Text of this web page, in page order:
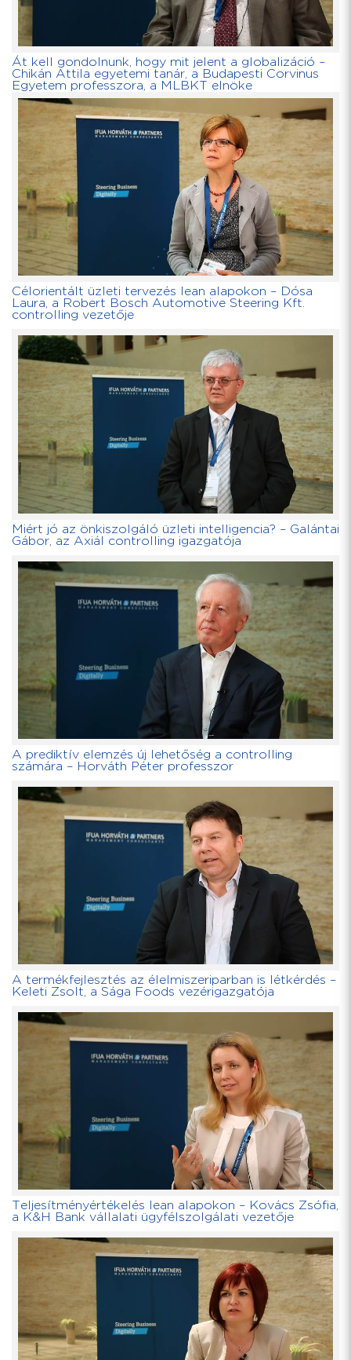
Át kell gondolnunk, hogy mit jelent a globalizáció –
Chikán Attila egyetemi tanár, a Budapesti Corvinus
Egyetem professzora, a MLBKT elnöke
Célorientált üzleti tervezés lean alapokon – Dósa
Laura, a Robert Bosch Automotive Steering Kft.
controlling vezetője
Miért jó az önkiszolgáló üzleti intelligencia? – Galántai
Gábor, az Axiál controlling igazgatója
A prediktív elemzés új lehetőség a controlling
számára – Horváth Péter professzor
A termékfejlesztés az élelmiszeriparban is létkérdés –
Keleti Zsolt, a Sága Foods vezérigazgatója
Teljesítményértékelés lean alapokon – Kovács Zsófia,
a K&H Bank vállalati ügyfélszolgálati vezetője